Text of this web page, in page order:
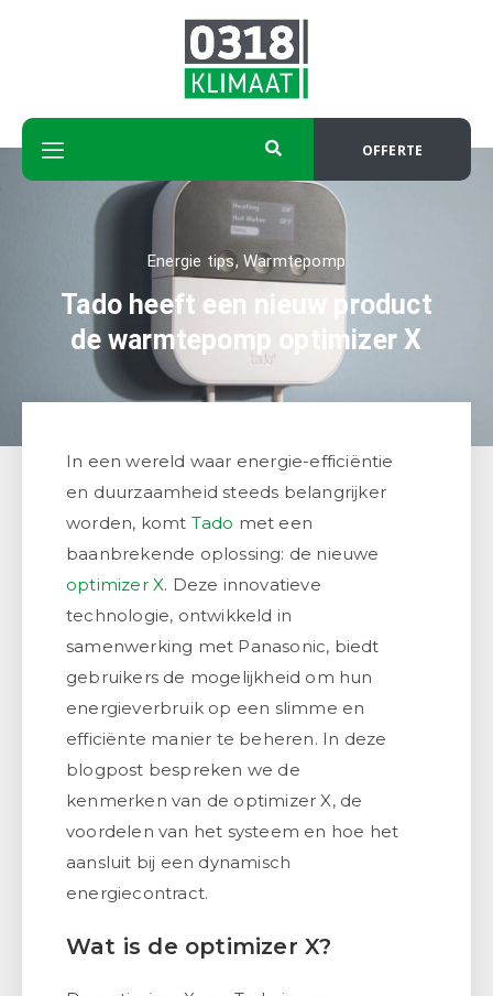
OFFERTE
Energie tips, Warmtepomp
Tado heeft een nieuw product
de warmtepomp optimizer X
In een wereld waar energie-efficiëntie
en duurzaamheid steeds belangrijker
worden, komt Tado met een
baanbrekende oplossing: de nieuwe
optimizer X. Deze innovatieve
technologie, ontwikkeld in
samenwerking met Panasonic, biedt
gebruikers de mogelijkheid om hun
energieverbruik op een slimme en
efficiënte manier te beheren. In deze
blogpost bespreken we de
kenmerken van de optimizer X, de
voordelen van het systeem en hoe het
aansluit bij een dynamisch
energiecontract.
Wat is de optimizer X?